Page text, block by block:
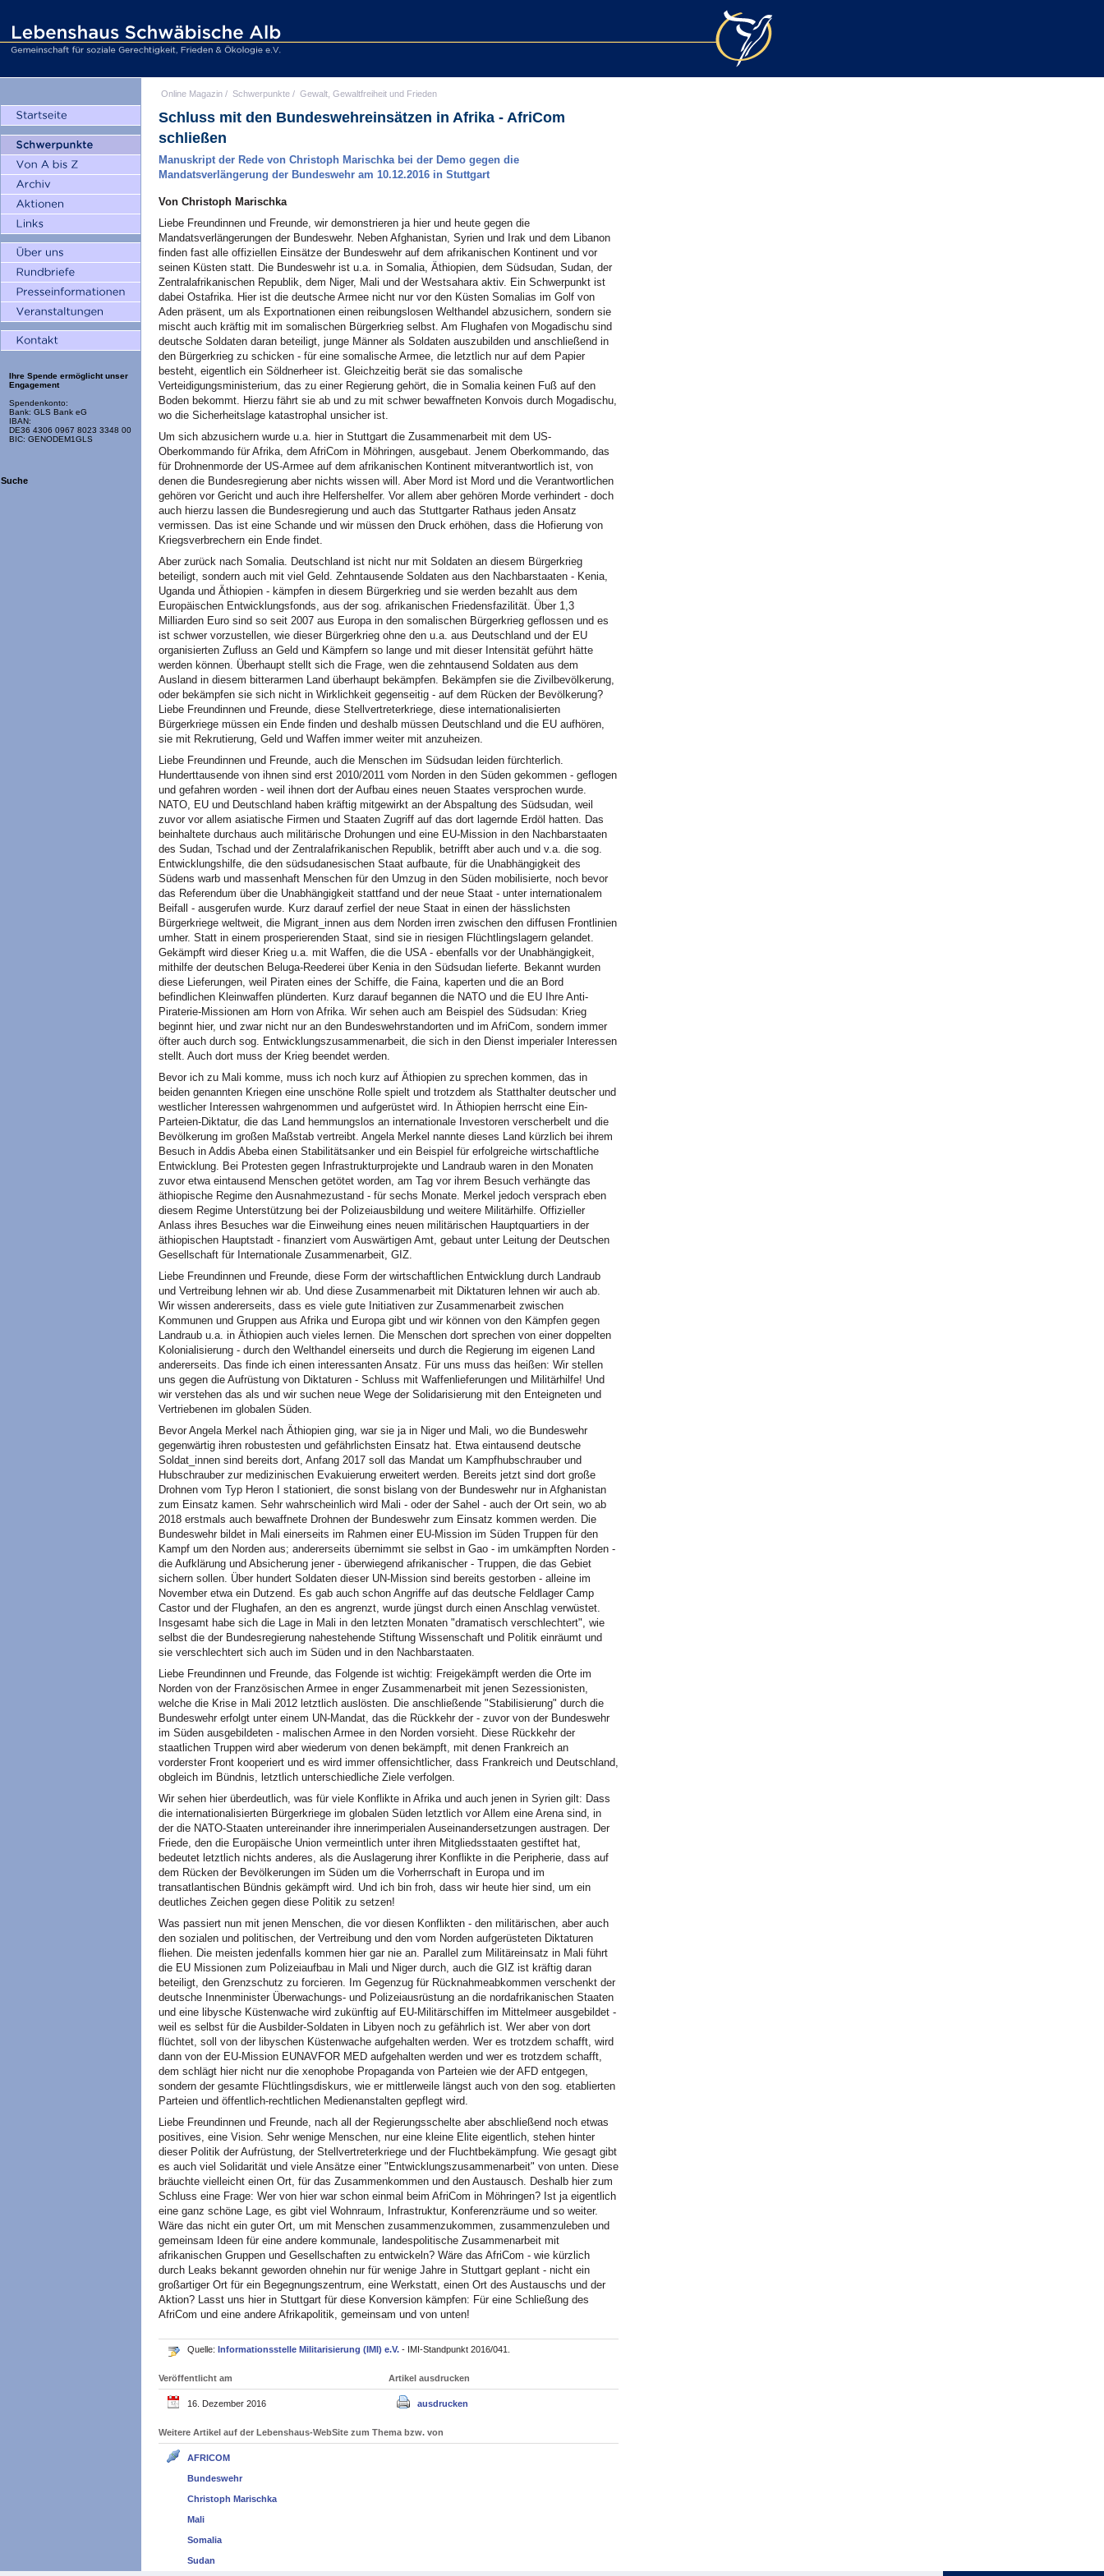
Ihre Spende ermöglicht unser
Engagement
Spendenkonto:
Bank: GLS Bank eG
IBAN:
DE36 4306 0967 8023 3348 00
BIC: GENODEM1GLS
Suche
Online Magazin / Schwerpunkte / Gewalt, Gewaltfreiheit und Frieden
Schluss mit den Bundeswehreinsätzen in Afrika - AfriCom
schließen
Manuskript der Rede von Christoph Marischka bei der Demo gegen die
Mandatsverlängerung der Bundeswehr am 10.12.2016 in Stuttgart
Von Christoph Marischka
Liebe Freundinnen und Freunde, wir demonstrieren ja hier und heute gegen die
Mandatsverlängerungen der Bundeswehr. Neben Afghanistan, Syrien und Irak und dem Libanon
finden fast alle offiziellen Einsätze der Bundeswehr auf dem afrikanischen Kontinent und vor
seinen Küsten statt. Die Bundeswehr ist u.a. in Somalia, Äthiopien, dem Südsudan, Sudan, der
Zentralafrikanischen Republik, dem Niger, Mali und der Westsahara aktiv. Ein Schwerpunkt ist
dabei Ostafrika. Hier ist die deutsche Armee nicht nur vor den Küsten Somalias im Golf von
Aden präsent, um als Exportnationen einen reibungslosen Welthandel abzusichern, sondern sie
mischt auch kräftig mit im somalischen Bürgerkrieg selbst. Am Flughafen von Mogadischu sind
deutsche Soldaten daran beteiligt, junge Männer als Soldaten auszubilden und anschließend in
den Bürgerkrieg zu schicken - für eine somalische Armee, die letztlich nur auf dem Papier
besteht, eigentlich ein Söldnerheer ist. Gleichzeitig berät sie das somalische
Verteidigungsministerium, das zu einer Regierung gehört, die in Somalia keinen Fuß auf den
Boden bekommt. Hierzu fährt sie ab und zu mit schwer bewaffneten Konvois durch Mogadischu,
wo die Sicherheitslage katastrophal unsicher ist.
Um sich abzusichern wurde u.a. hier in Stuttgart die Zusammenarbeit mit dem US-
Oberkommando für Afrika, dem AfriCom in Möhringen, ausgebaut. Jenem Oberkommando, das
für Drohnenmorde der US-Armee auf dem afrikanischen Kontinent mitverantwortlich ist, von
denen die Bundesregierung aber nichts wissen will. Aber Mord ist Mord und die Verantwortlichen
gehören vor Gericht und auch ihre Helfershelfer. Vor allem aber gehören Morde verhindert - doch
auch hierzu lassen die Bundesregierung und auch das Stuttgarter Rathaus jeden Ansatz
vermissen. Das ist eine Schande und wir müssen den Druck erhöhen, dass die Hofierung von
Kriegsverbrechern ein Ende findet.
Aber zurück nach Somalia. Deutschland ist nicht nur mit Soldaten an diesem Bürgerkrieg
beteiligt, sondern auch mit viel Geld. Zehntausende Soldaten aus den Nachbarstaaten - Kenia,
Uganda und Äthiopien - kämpfen in diesem Bürgerkrieg und sie werden bezahlt aus dem
Europäischen Entwicklungsfonds, aus der sog. afrikanischen Friedensfazilität. Über 1,3
Milliarden Euro sind so seit 2007 aus Europa in den somalischen Bürgerkrieg geflossen und es
ist schwer vorzustellen, wie dieser Bürgerkrieg ohne den u.a. aus Deutschland und der EU
organisierten Zufluss an Geld und Kämpfern so lange und mit dieser Intensität geführt hätte
werden können. Überhaupt stellt sich die Frage, wen die zehntausend Soldaten aus dem
Ausland in diesem bitterarmen Land überhaupt bekämpfen. Bekämpfen sie die Zivilbevölkerung,
oder bekämpfen sie sich nicht in Wirklichkeit gegenseitig - auf dem Rücken der Bevölkerung?
Liebe Freundinnen und Freunde, diese Stellvertreterkriege, diese internationalisierten
Bürgerkriege müssen ein Ende finden und deshalb müssen Deutschland und die EU aufhören,
sie mit Rekrutierung, Geld und Waffen immer weiter mit anzuheizen.
Liebe Freundinnen und Freunde, auch die Menschen im Südsudan leiden fürchterlich.
Hunderttausende von ihnen sind erst 2010/2011 vom Norden in den Süden gekommen - geflogen
und gefahren worden - weil ihnen dort der Aufbau eines neuen Staates versprochen wurde.
NATO, EU und Deutschland haben kräftig mitgewirkt an der Abspaltung des Südsudan, weil
zuvor vor allem asiatische Firmen und Staaten Zugriff auf das dort lagernde Erdöl hatten. Das
beinhaltete durchaus auch militärische Drohungen und eine EU-Mission in den Nachbarstaaten
des Sudan, Tschad und der Zentralafrikanischen Republik, betrifft aber auch und v.a. die sog.
Entwicklungshilfe, die den südsudanesischen Staat aufbaute, für die Unabhängigkeit des
Südens warb und massenhaft Menschen für den Umzug in den Süden mobilisierte, noch bevor
das Referendum über die Unabhängigkeit stattfand und der neue Staat - unter internationalem
Beifall - ausgerufen wurde. Kurz darauf zerfiel der neue Staat in einen der hässlichsten
Bürgerkriege weltweit, die Migrant_innen aus dem Norden irren zwischen den diffusen Frontlinien
umher. Statt in einem prosperierenden Staat, sind sie in riesigen Flüchtlingslagern gelandet.
Gekämpft wird dieser Krieg u.a. mit Waffen, die die USA - ebenfalls vor der Unabhängigkeit,
mithilfe der deutschen Beluga-Reederei über Kenia in den Südsudan lieferte. Bekannt wurden
diese Lieferungen, weil Piraten eines der Schiffe, die Faina, kaperten und die an Bord
befindlichen Kleinwaffen plünderten. Kurz darauf begannen die NATO und die EU Ihre Anti-
Piraterie-Missionen am Horn von Afrika. Wir sehen auch am Beispiel des Südsudan: Krieg
beginnt hier, und zwar nicht nur an den Bundeswehrstandorten und im AfriCom, sondern immer
öfter auch durch sog. Entwicklungszusammenarbeit, die sich in den Dienst imperialer Interessen
stellt. Auch dort muss der Krieg beendet werden.
Bevor ich zu Mali komme, muss ich noch kurz auf Äthiopien zu sprechen kommen, das in
beiden genannten Kriegen eine unschöne Rolle spielt und trotzdem als Statthalter deutscher und
westlicher Interessen wahrgenommen und aufgerüstet wird. In Äthiopien herrscht eine Ein-
Parteien-Diktatur, die das Land hemmungslos an internationale Investoren verscherbelt und die
Bevölkerung im großen Maßstab vertreibt. Angela Merkel nannte dieses Land kürzlich bei ihrem
Besuch in Addis Abeba einen Stabilitätsanker und ein Beispiel für erfolgreiche wirtschaftliche
Entwicklung. Bei Protesten gegen Infrastrukturprojekte und Landraub waren in den Monaten
zuvor etwa eintausend Menschen getötet worden, am Tag vor ihrem Besuch verhängte das
äthiopische Regime den Ausnahmezustand - für sechs Monate. Merkel jedoch versprach eben
diesem Regime Unterstützung bei der Polizeiausbildung und weitere Militärhilfe. Offizieller
Anlass ihres Besuches war die Einweihung eines neuen militärischen Hauptquartiers in der
äthiopischen Hauptstadt - finanziert vom Auswärtigen Amt, gebaut unter Leitung der Deutschen
Gesellschaft für Internationale Zusammenarbeit, GIZ.
Liebe Freundinnen und Freunde, diese Form der wirtschaftlichen Entwicklung durch Landraub
und Vertreibung lehnen wir ab. Und diese Zusammenarbeit mit Diktaturen lehnen wir auch ab.
Wir wissen andererseits, dass es viele gute Initiativen zur Zusammenarbeit zwischen
Kommunen und Gruppen aus Afrika und Europa gibt und wir können von den Kämpfen gegen
Landraub u.a. in Äthiopien auch vieles lernen. Die Menschen dort sprechen von einer doppelten
Kolonialisierung - durch den Welthandel einerseits und durch die Regierung im eigenen Land
andererseits. Das finde ich einen interessanten Ansatz. Für uns muss das heißen: Wir stellen
uns gegen die Aufrüstung von Diktaturen - Schluss mit Waffenlieferungen und Militärhilfe! Und
wir verstehen das als und wir suchen neue Wege der Solidarisierung mit den Enteigneten und
Vertriebenen im globalen Süden.
Bevor Angela Merkel nach Äthiopien ging, war sie ja in Niger und Mali, wo die Bundeswehr
gegenwärtig ihren robustesten und gefährlichsten Einsatz hat. Etwa eintausend deutsche
Soldat_innen sind bereits dort, Anfang 2017 soll das Mandat um Kampfhubschrauber und
Hubschrauber zur medizinischen Evakuierung erweitert werden. Bereits jetzt sind dort große
Drohnen vom Typ Heron I stationiert, die sonst bislang von der Bundeswehr nur in Afghanistan
zum Einsatz kamen. Sehr wahrscheinlich wird Mali - oder der Sahel - auch der Ort sein, wo ab
2018 erstmals auch bewaffnete Drohnen der Bundeswehr zum Einsatz kommen werden. Die
Bundeswehr bildet in Mali einerseits im Rahmen einer EU-Mission im Süden Truppen für den
Kampf um den Norden aus; andererseits übernimmt sie selbst in Gao - im umkämpften Norden -
die Aufklärung und Absicherung jener - überwiegend afrikanischer - Truppen, die das Gebiet
sichern sollen. Über hundert Soldaten dieser UN-Mission sind bereits gestorben - alleine im
November etwa ein Dutzend. Es gab auch schon Angriffe auf das deutsche Feldlager Camp
Castor und der Flughafen, an den es angrenzt, wurde jüngst durch einen Anschlag verwüstet.
Insgesamt habe sich die Lage in Mali in den letzten Monaten "dramatisch verschlechtert", wie
selbst die der Bundesregierung nahestehende Stiftung Wissenschaft und Politik einräumt und
sie verschlechtert sich auch im Süden und in den Nachbarstaaten.
Liebe Freundinnen und Freunde, das Folgende ist wichtig: Freigekämpft werden die Orte im
Norden von der Französischen Armee in enger Zusammenarbeit mit jenen Sezessionisten,
welche die Krise in Mali 2012 letztlich auslösten. Die anschließende "Stabilisierung" durch die
Bundeswehr erfolgt unter einem UN-Mandat, das die Rückkehr der - zuvor von der Bundeswehr
im Süden ausgebildeten - malischen Armee in den Norden vorsieht. Diese Rückkehr der
staatlichen Truppen wird aber wiederum von denen bekämpft, mit denen Frankreich an
vorderster Front kooperiert und es wird immer offensichtlicher, dass Frankreich und Deutschland,
obgleich im Bündnis, letztlich unterschiedliche Ziele verfolgen.
Wir sehen hier überdeutlich, was für viele Konflikte in Afrika und auch jenen in Syrien gilt: Dass
die internationalisierten Bürgerkriege im globalen Süden letztlich vor Allem eine Arena sind, in
der die NATO-Staaten untereinander ihre innerimperialen Auseinandersetzungen austragen. Der
Friede, den die Europäische Union vermeintlich unter ihren Mitgliedsstaaten gestiftet hat,
bedeutet letztlich nichts anderes, als die Auslagerung ihrer Konflikte in die Peripherie, dass auf
dem Rücken der Bevölkerungen im Süden um die Vorherrschaft in Europa und im
transatlantischen Bündnis gekämpft wird. Und ich bin froh, dass wir heute hier sind, um ein
deutliches Zeichen gegen diese Politik zu setzen!
Was passiert nun mit jenen Menschen, die vor diesen Konflikten - den militärischen, aber auch
den sozialen und politischen, der Vertreibung und den vom Norden aufgerüsteten Diktaturen
fliehen. Die meisten jedenfalls kommen hier gar nie an. Parallel zum Militäreinsatz in Mali führt
die EU Missionen zum Polizeiaufbau in Mali und Niger durch, auch die GIZ ist kräftig daran
beteiligt, den Grenzschutz zu forcieren. Im Gegenzug für Rücknahmeabkommen verschenkt der
deutsche Innenminister Überwachungs- und Polizeiausrüstung an die nordafrikanischen Staaten
und eine libysche Küstenwache wird zukünftig auf EU-Militärschiffen im Mittelmeer ausgebildet -
weil es selbst für die Ausbilder-Soldaten in Libyen noch zu gefährlich ist. Wer aber von dort
flüchtet, soll von der libyschen Küstenwache aufgehalten werden. Wer es trotzdem schafft, wird
dann von der EU-Mission EUNAVFOR MED aufgehalten werden und wer es trotzdem schafft,
dem schlägt hier nicht nur die xenophobe Propaganda von Parteien wie der AFD entgegen,
sondern der gesamte Flüchtlingsdiskurs, wie er mittlerweile längst auch von den sog. etablierten
Parteien und öffentlich-rechtlichen Medienanstalten gepflegt wird.
Liebe Freundinnen und Freunde, nach all der Regierungsschelte aber abschließend noch etwas
positives, eine Vision. Sehr wenige Menschen, nur eine kleine Elite eigentlich, stehen hinter
dieser Politik der Aufrüstung, der Stellvertreterkriege und der Fluchtbekämpfung. Wie gesagt gibt
es auch viel Solidarität und viele Ansätze einer "Entwicklungszusammenarbeit" von unten. Diese
bräuchte vielleicht einen Ort, für das Zusammenkommen und den Austausch. Deshalb hier zum
Schluss eine Frage: Wer von hier war schon einmal beim AfriCom in Möhringen? Ist ja eigentlich
eine ganz schöne Lage, es gibt viel Wohnraum, Infrastruktur, Konferenzräume und so weiter.
Wäre das nicht ein guter Ort, um mit Menschen zusammenzukommen, zusammenzuleben und
gemeinsam Ideen für eine andere kommunale, landespolitische Zusammenarbeit mit
afrikanischen Gruppen und Gesellschaften zu entwickeln? Wäre das AfriCom - wie kürzlich
durch Leaks bekannt geworden ohnehin nur für wenige Jahre in Stuttgart geplant - nicht ein
großartiger Ort für ein Begegnungszentrum, eine Werkstatt, einen Ort des Austauschs und der
Aktion? Lasst uns hier in Stuttgart für diese Konversion kämpfen: Für eine Schließung des
AfriCom und eine andere Afrikapolitik, gemeinsam und von unten!
Quelle: Informationsstelle Militarisierung (IMI) e.V. - IMI-Standpunkt 2016/041.
Veröffentlicht am
16. Dezember 2016
Artikel ausdrucken
ausdrucken
Weitere Artikel auf der Lebenshaus-WebSite zum Thema bzw. von
AFRICOM
Bundeswehr
Christoph Marischka
Mali
Somalia
Sudan